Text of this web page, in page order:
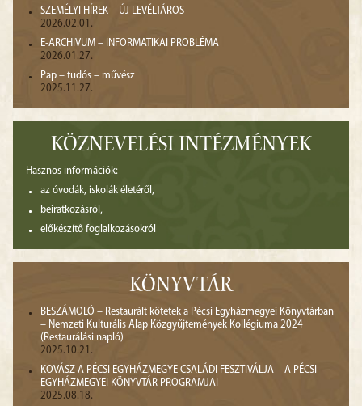
SZEMÉLYI HÍREK – ÚJ LEVÉLTÁROS
2026.02.01.
E-ARCHIVUM – INFORMATIKAI PROBLÉMA
2026.01.27.
Pap – tudós – művész
2025.11.27.
KÖZNEVELÉSI INTÉZMÉNYEK
Hasznos információk:
az óvodák, iskolák életéről,
beiratkozásról,
előkészítő foglalkozásokról
KÖNYVTÁR
BESZÁMOLÓ – Restaurált kötetek a Pécsi Egyházmegyei Könyvtárban
– Nemzeti Kulturális Alap Közgyűjtemények Kollégiuma 2024
(Restaurálási napló)
2025.10.21.
KOVÁSZ A PÉCSI EGYHÁZMEGYE CSALÁDI FESZTIVÁLJA – A PÉCSI
EGYHÁZMEGYEI KÖNYVTÁR PROGRAMJAI
2025.08.18.